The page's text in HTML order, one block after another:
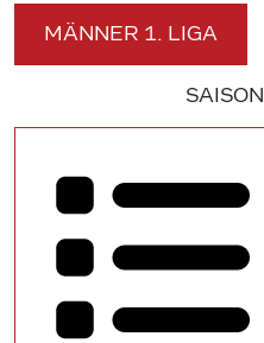
MÄNNER 1. LIGA
SAISON